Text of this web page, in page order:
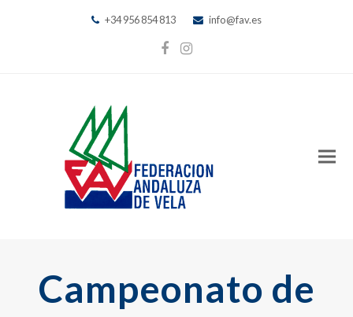
+34 956 854 813 info@fav.es
Facebook
Instagram
Campeonato de